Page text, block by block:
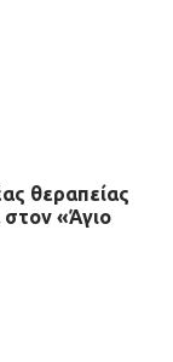
θεραπείας
στον «Άγιο